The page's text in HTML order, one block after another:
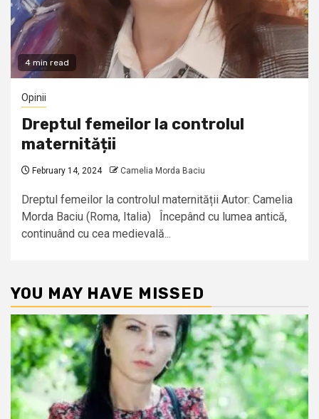
4 min read
Opinii
Dreptul femeilor la controlul
maternității
February 14, 2024 Camelia Morda Baciu
Dreptul femeilor la controlul maternității Autor: Camelia
Morda Baciu (Roma, Italia) Începând cu lumea antică,
continuând cu cea medievală...
YOU MAY HAVE MISSED